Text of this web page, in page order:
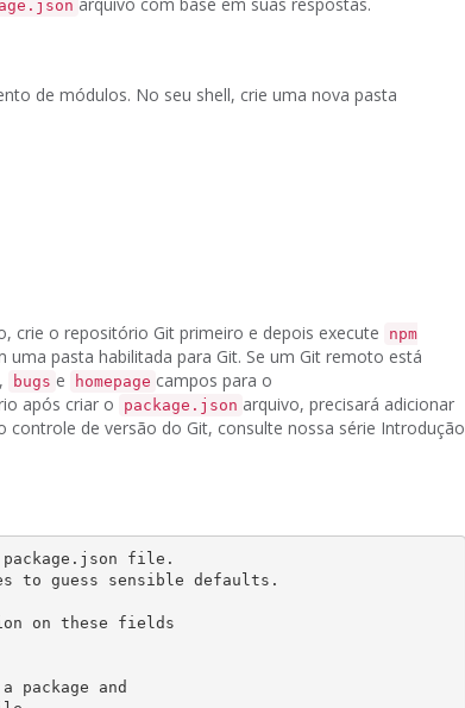
de módulos. No seu shell, crie uma nova pasta
crie o repositório Git primeiro e depois execute
npm
pasta habilitada para Git. Se um Git remoto está
, bugs e homepage campos para o
após criar o package.json arquivo, precisará adicionar
controle de versão do Git, consulte nossa série Introdução
file.
to guess sensible defaults.
on these fields
and